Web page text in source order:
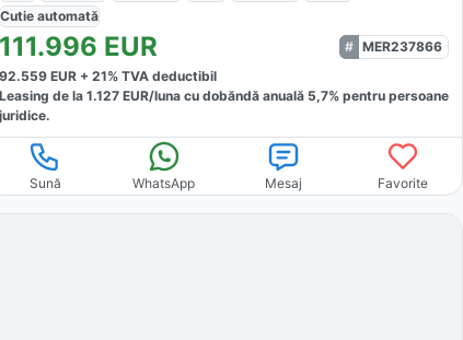
Cutie automată
111.996 EUR
MER237866
92.559EUR + 21% TVA deductibil
Leasing de la 1.127EUR/lunacu dobăndă anuală 5,7% pentru persoane
juridice.
Sună WhatsApp Mesaj Favorite